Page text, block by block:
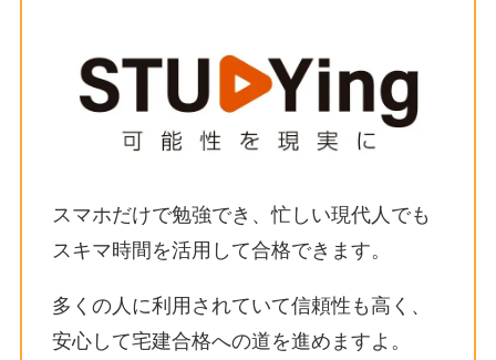
スマホだけで勉強でき、忙しい現代人でも
スキマ時間を活用して合格できます。
多くの人に利用されていて信頼性も高く、
安心して宅建合格への道を進めますよ。